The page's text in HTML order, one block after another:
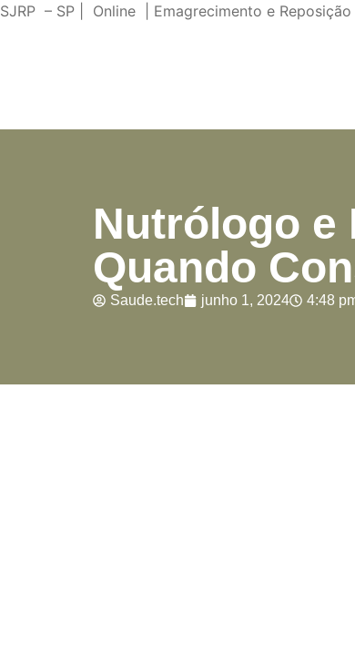
SJRP – SP | Online | Emagrecimento e Reposição
Nutrólogo e
Quando
Saude.tech junho 1, 2024 4:48